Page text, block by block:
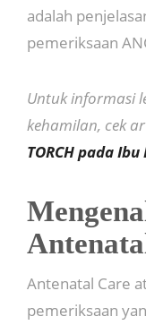
adalah
pemeriksaan
Untuk informasi
kehamilan, cek
TORCH pada
Antenatal Care
pemeriksaan